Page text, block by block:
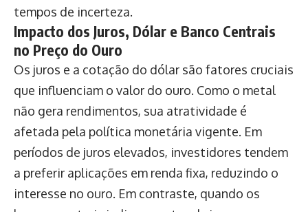
tempos de incerteza.
Impacto dos Juros, Dólar e Banco Centrais
no Preço do Ouro
Os juros e a cotação do dólar são fatores cruciais
que influenciam o valor do ouro. Como o metal
não gera rendimentos, sua atratividade é
afetada pela política monetária vigente. Em
períodos de juros elevados, investidores tendem
a preferir aplicações em renda fixa, reduzindo o
interesse no ouro. Em contraste, quando os